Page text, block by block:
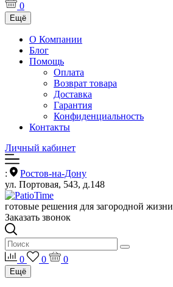
0
Ещё
О Компании
Блог
Помощь
Оплата
Возврат товара
Доставка
Гарантия
Конфиденциальность
Контакты
Личный кабинет
:
Ростов-на-Дону
ул. Портовая, 543, д.148
готовые решения для загородной жизни
Заказать звонок
0 0 0
Ещё